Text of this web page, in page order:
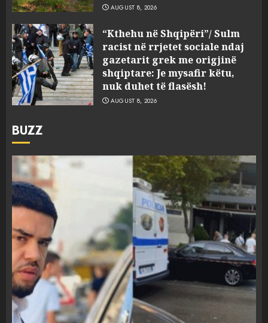
AUGUST 8, 2026
“Kthehu në Shqipëri”/ Sulm
racist në rrjetet sociale ndaj
gazetarit grek me origjinë
shqiptare: Je mysafir këtu,
nuk duhet të flasësh!
AUGUST 8, 2026
BUZZ